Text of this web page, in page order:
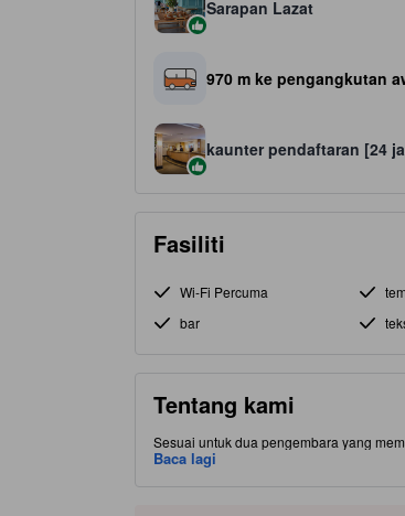
Sarapan Lazat
970 m ke pengangkutan
kaunter pendaftaran [24
Fasiliti
Wi-Fi Percuma
bar
Tentang kami
Sesuai untuk dua pengembara yang
Terminal 5 menggabungkan keselesaan
taman yang tenang, bilik mandi besar
Baca lagi